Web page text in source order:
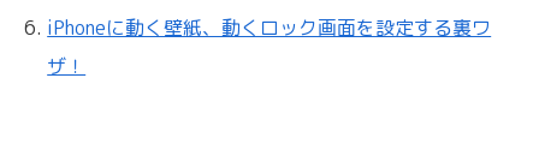
iPhoneに動く壁紙、動くロック画面を設定する裏ワ
ザ！